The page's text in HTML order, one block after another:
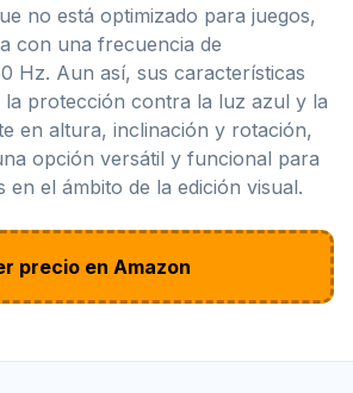
no está optimizado para juegos,
con una frecuencia de
Hz. Aun así, sus características
la protección contra la luz azul y la
en altura, inclinación y rotación,
opción versátil y funcional para
en el ámbito de la edición visual.
precio en Amazon